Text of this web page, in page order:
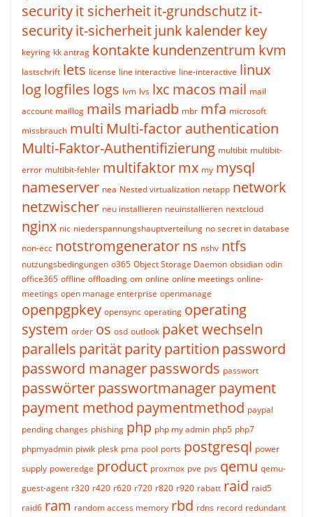
securityit sicherheitit-grundschutzit-
securityit-sicherheitjunk kalenderkey
keyring kk antrag kontaktekundenzentrum kvm
lastschrift lets license line interactive line-interactive linux
loglogfiles logs lvm lvs lxc macos mail mail
account maillog mails mariadb mbr mfa microsoft
missbrauch multi Multi-factor authentication
Multi-Faktor-Authentifizierung multibit multibit-
error multibit-fehler multifaktormx my mysql
nameserver nea Nested virtualization netapp network
netzwischer neu installieren neuinstallieren nextcloud
nginx nic niederspannungshauptverteilung no secret in database
non-ecc notstromgeneratorns nshv ntfs
nutzungsbedingungen o365 Object Storage Daemon obsidian odin
office365 offline offloading om online online meetings online-
meetings open manage enterprise openmanage
openpgpkey opensync operating operating
system order os osd outlook paket wechseln
parallels paritätparitypartition password
password managerpasswords passwort
passwörterpasswortmanagerpayment
payment method paymentmethod paypal
pending changes phishing php php my admin php5 php7
phpmyadmin piwik plesk pma pool ports postgresql power
supply poweredge product proxmox pve pvs qemu qemu-
guest-agent r320 r420 r620 r720 r820 r920 rabatt raid raid5
raid6 ram random access memory rbd rdns record redundant